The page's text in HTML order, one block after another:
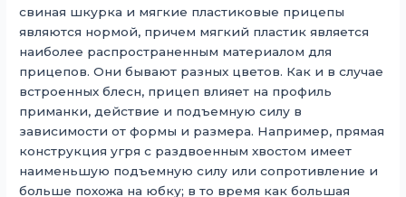
свиная шкурка и мягкие пластиковые прицепы
являются нормой, причем мягкий пластик является
наиболее распространенным материалом для
прицепов. Они бывают разных цветов. Как и в случае
встроенных блесн, прицеп влияет на профиль
приманки, действие и подъемную силу в
зависимости от формы и размера. Например, прямая
конструкция угря с раздвоенным хвостом имеет
наименьшую подъемную силу или сопротивление и
больше похожа на юбку; в то время как большая